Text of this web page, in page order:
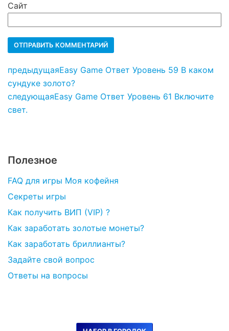
Сайт
предыдущаяEasy Game Ответ Уровень 59 В каком
сундуке золото?
следующаяEasy Game Ответ Уровень 61 Включите
свет.
Полезное
FAQ для игры Моя кофейня
Секреты игры
Как получить ВИП (VIP) ?
Как заработать золотые монеты?
Как заработать бриллианты?
Задайте свой вопрос
Ответы на вопросы